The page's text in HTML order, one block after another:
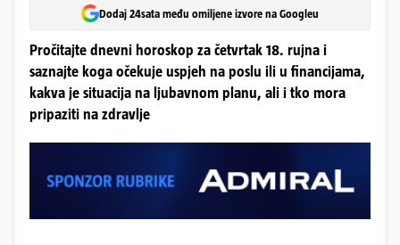
Dodaj 24sata među omiljene izvore na Googleu
Pročitajte dnevni horoskop za četvrtak 18. rujna i
saznajte koga očekuje uspjeh na poslu ili u financijama,
kakva je situacija na ljubavnom planu, ali i tko mora
pripaziti na zdravlje